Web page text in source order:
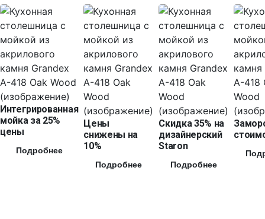
Интегрированная
мойка за 25%
цены
Подробнее
Цены
снижены на
10%
Подробнее
Скидка 35% на
дизайнерский
Staron
Подробнее